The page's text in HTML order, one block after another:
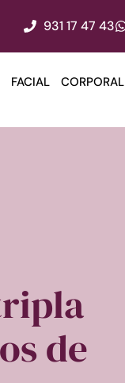
931 17 47 43
FACIAL CORPORAL
de